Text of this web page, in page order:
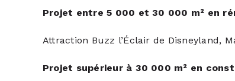
Projet entre 5 000 et 30 000 m² en
Attraction Buzz l’Éclair de Disneyland,
Projet supérieur à 30 000 m² en